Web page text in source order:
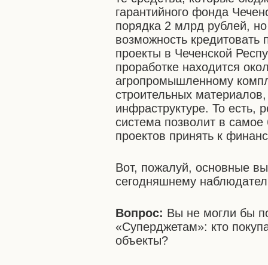
гарантийного фонда
порядка 2 млрд рублей,
возможность кредитовать
проекты в Чеченской
проработке находится
агропромышленному
строительных материалов,
инфраструктуре. То есть,
система позволит в
проектов принять к
Вот, пожалуй, основные
сегодняшнему
Вопрос: Вы не могли бы
«Суперджетам»: кто
объекты?